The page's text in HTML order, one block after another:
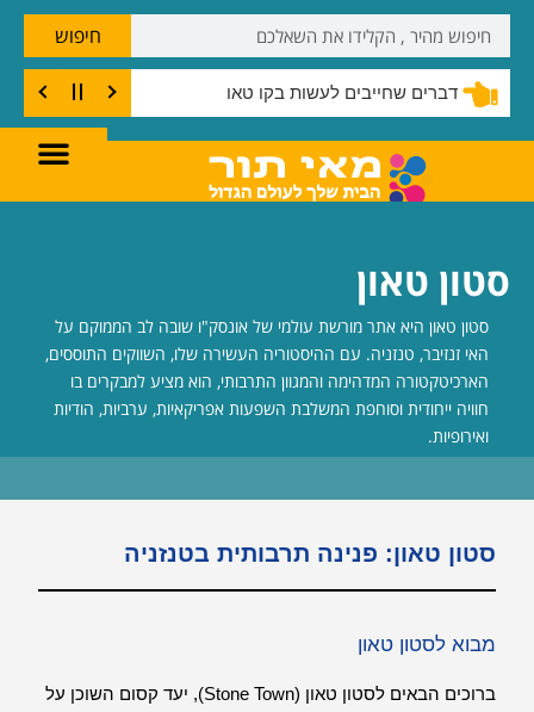
דברים שחייבים לעשות בקו טאו
חיפוש
סטון טאון
סטון טאון היא אתר מורשת עולמי של אונסק"ו שובה לב הממוקם על
האי זנזיבר, טנזניה. עם ההיסטוריה העשירה שלו, השווקים התוססים,
הארכיטקטורה המדהימה והמגוון התרבותי, הוא מציע למבקרים בו
חוויה ייחודית וסוחפת המשלבת השפעות אפריקאיות, ערביות, הודיות
ואירופיות.
סטון טאון: פנינה תרבותית בטנזניה
מבוא לסטון טאון
ברוכים הבאים לסטון טאון (Stone Town), יעד קסום השוכן על